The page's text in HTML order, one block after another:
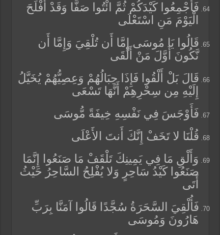
فَأَجْمِعُوا كَيْدَكُمْ ثُمَّ ائْتُوا صَفًّا وَقَدْ أَفْلَحَ
الْيَوْمَ مَنِ اسْتَعْلَى
قَالُوا يَا مُوسَى إِمَّا أَن تُلْقِيَ وَإِمَّا أَن
نَّكُونَ أَوَّلَ مَنْ أَلْقَى
قَالَ بَلْ أَلْقُوا فَإِذَا حِبَالُهُمْ وَعِصِيُّهُمْ يُخَيَّلُ
إِلَيْهِ مِن سِحْرِهِمْ أَنَّهَا تَسْعَى
فَأَوْجَسَ فِي نَفْسِهِ خِيفَةً مُّوسَى
قُلْنَا لا تَخَفْ إِنَّكَ أَنتَ الأَعْلَى
وَأَلْقِ مَا فِي يَمِينِكَ تَلْقَفْ مَا صَنَعُوا إِنَّمَا
صَنَعُوا كَيْدُ سَاحِرٍ وَلا يُفْلِحُ السَّاحِرُ حَيْثُ
أَتَى
فَأُلْقِيَ السَّحَرَةُ سُجَّدًا قَالُوا آمَنَّا بِرَبِّ
هَارُونَ وَمُوسَى